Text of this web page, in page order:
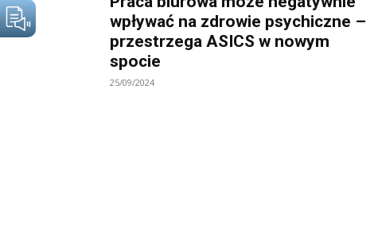
wpływać na zdrowie psychiczne –
przestrzega ASICS w nowym
spocie
25/09/2024